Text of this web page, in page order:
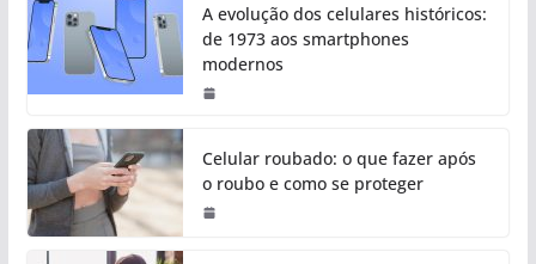
A evolução dos celulares históricos:
de 1973 aos smartphones
modernos
Celular roubado: o que fazer após
o roubo e como se proteger